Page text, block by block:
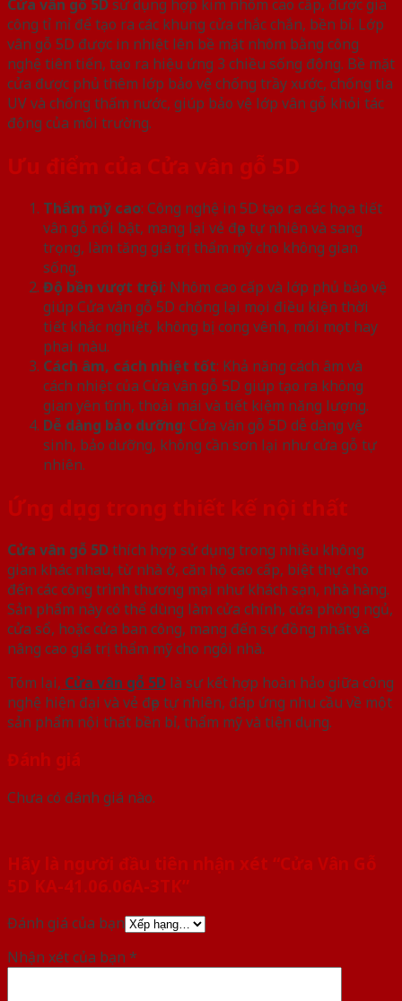
Cửa vân gỗ 5Dsử dụng hợp kim nhôm cao cấp, được gia
công tỉ mỉ để tạo ra các khung cửa chắc chắn, bền bỉ. Lớp
vân gỗ 5D được in nhiệt lên bề mặt nhôm bằng công
nghệ tiên tiến, tạo ra hiệu ứng 3 chiều sống động. Bề mặt
cửa được phủ thêm lớp bảo vệ chống trầy xước, chống tia
UV và chống thấm nước, giúp bảo vệ lớp vân gỗ khỏi tác
động của môi trường.
Ưu điểm của Cửa vân gỗ 5D
Thẩm mỹ cao: Công nghệ in 5D tạo ra các họa tiết
vân gỗ nổi bật, mang lại vẻ đẹp tự nhiên và sang
trọng, làm tăng giá trị thẩm mỹ cho không gian
sống.
Độ bền vượt trội: Nhôm cao cấp và lớp phủ bảo vệ
giúp Cửa vân gỗ 5D chống lại mọi điều kiện thời
tiết khắc nghiệt, không bị cong vênh, mối mọt hay
phai màu.
Cách âm, cách nhiệt tốt: Khả năng cách âm và
cách nhiệt của Cửa vân gỗ 5D giúp tạo ra không
gian yên tĩnh, thoải mái và tiết kiệm năng lượng.
Dễ dàng bảo dưỡng: Cửa vân gỗ 5D dễ dàng vệ
sinh, bảo dưỡng, không cần sơn lại như cửa gỗ tự
nhiên.
Ứng dụng trong thiết kế nội thất
Cửa vân gỗ 5Dthích hợp sử dụng trong nhiều không
gian khác nhau, từ nhà ở, căn hộ cao cấp, biệt thự cho
đến các công trình thương mại như khách sạn, nhà hàng.
Sản phẩm này có thể dùng làm cửa chính, cửa phòng ngủ,
cửa sổ, hoặc cửa ban công, mang đến sự đồng nhất và
nâng cao giá trị thẩm mỹ cho ngôi nhà.
Tóm lại, Cửa vân gỗ 5D là sự kết hợp hoàn hảo giữa công
nghệ hiện đại và vẻ đẹp tự nhiên, đáp ứng nhu cầu về một
sản phẩm nội thất bền bỉ, thẩm mỹ và tiện dụng.
Đánh giá
Chưa có đánh giá nào.
Hãy là người đầu tiên nhận xét “Cửa Vân Gỗ
5D KA-41.06.06A-3TK”
Đánh giá của bạn
Nhận xét của bạn *